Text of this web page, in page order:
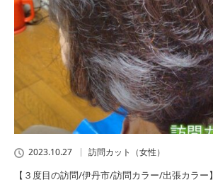
2023.10.27 訪問カット（女性）
【３度目の訪問/伊丹市/訪問カラー/出張カラー】